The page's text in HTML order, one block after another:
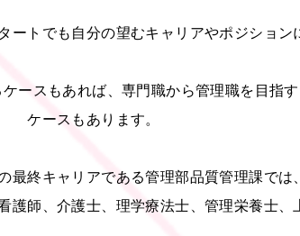
トでも自分の望むキャリアやポジション
ースもあれば、専門職から管理職を目指
ケースもあります。
最終キャリアである管理部品質管理課で
師、介護士、理学療法士、管理栄養士、